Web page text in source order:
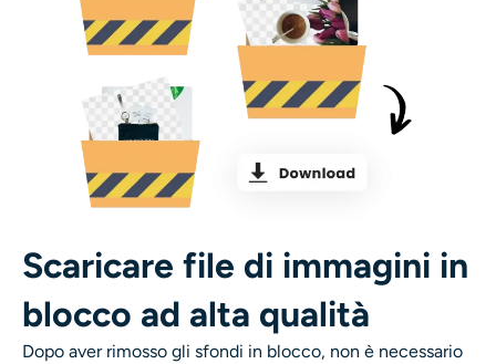
Scaricare file di immagini in
blocco ad alta qualità
Dopo aver rimosso gli sfondi in blocco, non è necessario